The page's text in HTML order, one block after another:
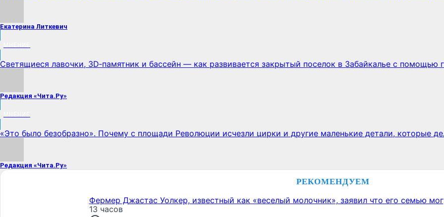
Екатерина Литкевич
Светящиеся лавочки, 3D‑памятник и бассейн — как развивается закрытый поселок в Забайкалье с помощью
Редакция «Чита.Ру»
«Это было безобразно». Почему с площади Революции исчезли цирки и другие маленькие детали, которые
Редакция «Чита.Ру»
РЕКОМЕНДУЕМ
Фермер Джастас Уолкер, известный как «веселый молочник», заявил что его семью
13 часов